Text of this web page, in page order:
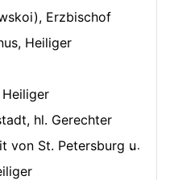
Erzbischof
Heiliger
hl. Gerechter
Petersburg und Ladoga